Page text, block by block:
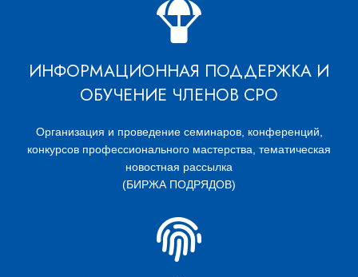
ИНФОРМАЦИОННАЯ ПОДДЕРЖКА И
ОБУЧЕНИЕ ЧЛЕНОВ СРО
Организация и проведение семинаров, конференций,
конкурсов профессионального мастерства, тематическая
новостная рассылка
(БИРЖА ПОДРЯДОВ)